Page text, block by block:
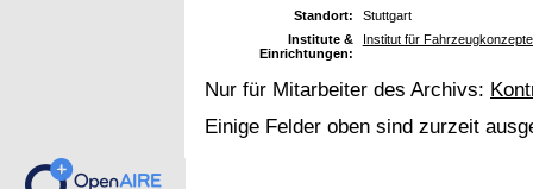
Standort:
Stuttgart
Institute &
Einrichtungen:
Institut für
Nur für Mitarbeiter des Archivs:
Einige Felder oben sind zurzeit